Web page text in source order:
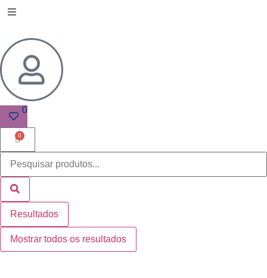
0
0
Resultados
Mostrar todos os resultados